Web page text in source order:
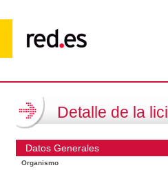
Detalle de la
Datos Generales
Organismo